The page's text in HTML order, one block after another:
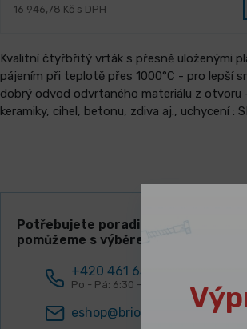
16 946,78 Kč s DPH
Kvalitní čtyřbřitý vrták s přesně uloženými
pájením při teplotě přes 1000°C - pro lepší
dobrý odvod odvrtaného materiálu z otvoru
keramiky, cihel, betonu, zdiva aj., uchycení :
Potřebujete poradit? Rádi Vám
pomůžeme s výběrem!
+420 461 634 161
Po - Pá: 6:30 - 15:00 hod.
eshop@briol.cz